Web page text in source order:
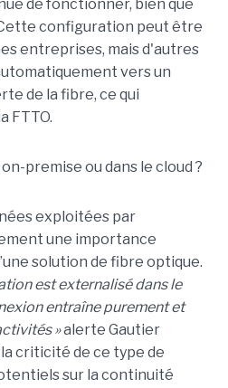
de fonctionner, bien que
configuration peut être
entreprises, mais d'autres
vers un
de la fibre, ce qui
FTTO.
premise ou dans le cloud ?
exploitées par
une importance
solution de fibre optique.
est externalisé dans le
entraîne purement et
»alerte Gautier
criticité de ce type de
sur la continuité